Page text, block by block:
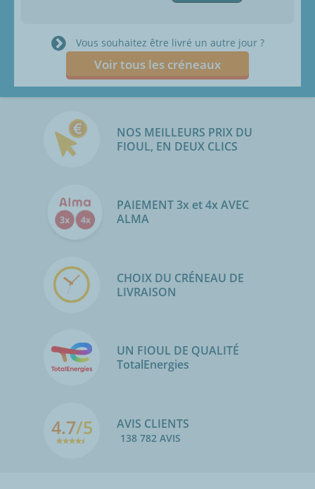
Vous souhaitez être livré un autre jour ?
Voir tous les créneaux
NOS MEILLEURS PRIX DU
FIOUL, EN DEUX CLICS
PAIEMENT 3x et 4x AVEC
ALMA
CHOIX DU CRÉNEAU DE
LIVRAISON
UN FIOUL DE QUALITÉ
TotalEnergies
4.7/5 AVIS CLIENTS
138 782 AVIS